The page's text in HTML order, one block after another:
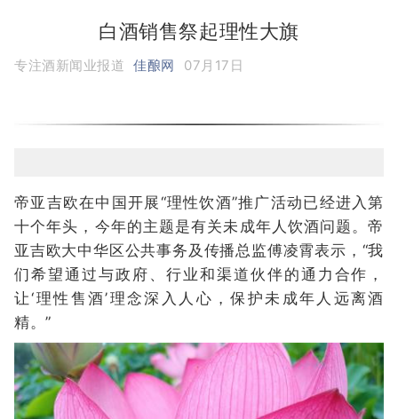
白酒销售祭起理性大旗
专注酒新闻业报道 佳酿网 07月17日
帝亚吉欧在中国开展“理性饮酒”推广活动已经进入第
十个年头，今年的主题是有关未成年人饮酒问题。帝
亚吉欧大中华区公共事务及传播总监傅凌霄表示，“我
们希望通过与政府、行业和渠道伙伴的通力合作，
让‘理性售酒’理念深入人心，保护未成年人远离酒
精。”